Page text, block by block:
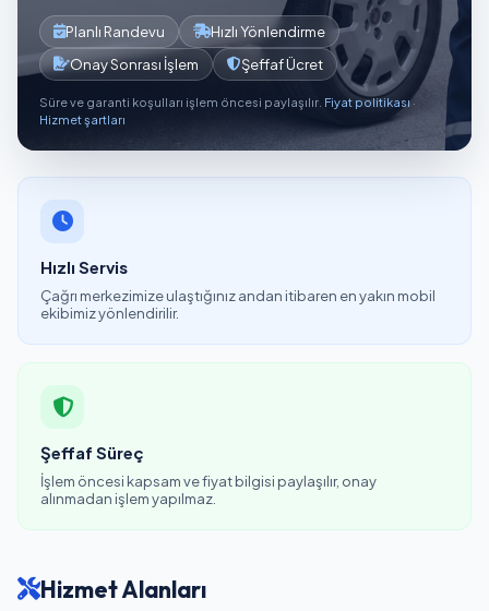
Planlı Randevu
Hızlı Yönlendirme
Onay Sonrası İşlem
Şeffaf Ücret
Süre ve garanti koşulları işlem öncesi paylaşılır. Fiyat politikası·
Hizmet şartları
Hızlı Servis
Çağrı merkezimize ulaştığınız andan itibaren en yakın mobil
ekibimiz yönlendirilir.
Şeffaf Süreç
İşlem öncesi kapsam ve fiyat bilgisi paylaşılır, onay
alınmadan işlem yapılmaz.
Hizmet Alanları